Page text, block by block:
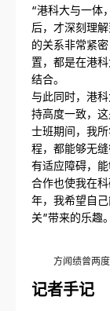
“港科大与一体
后，才深刻理
的关系非常紧
置，都是在港
结合。
与此同时，港
持高度一致，
士班期间，我
程，都能够无
有适应障碍，
合作也使我在
年，我希望自
关”带来的乐趣。
方闻绩曾两
记者手记